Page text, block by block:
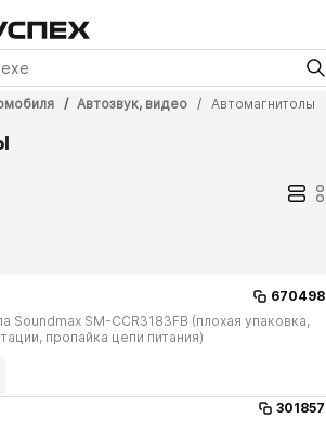
Автозвук, видео Автомагнитолы
670498
Soundmax SM-CCR3183FB (плохая упаковка,
пропайка цепи питания)
301857